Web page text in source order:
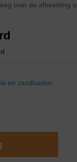
over de afbeelding
en zandbaden